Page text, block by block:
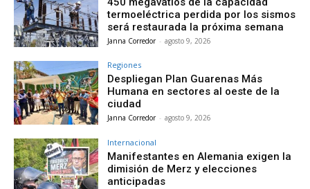
termoeléctrica perdida por los sismos
será restaurada la próxima semana
Janna Corredor - agosto 9, 2026
Regiones
Despliegan Plan Guarenas Más
Humana en sectores al oeste de la
ciudad
Janna Corredor - agosto 9, 2026
Internacional
Manifestantes en Alemania exigen la
dimisión de Merz y elecciones
anticipadas